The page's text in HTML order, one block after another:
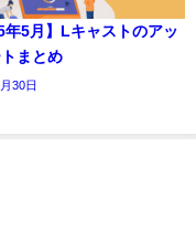
年5月】Lキャストのアッ
まとめ
30日